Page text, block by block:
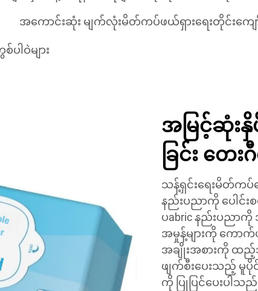
အကောင်းဆုံး မျက်လုံးမိတ်ကပ်ဖယ်ရှားရေးတိုင်းကျေ
ါဝဲများ
အမြင့်ဆုံးနှိ
ခြင်း တေ
သန့်ရှင်းရေးမိတ်ကပ်
နည်းပညာကို ပေါ
ပabric နည်းပညာ
အမှုန့်များကို ကောက်
အချိုးအစားကို ထ
ဖျက်စီးပေးသည့် မူပို
ကို ပြုပြင်ပေးပါ